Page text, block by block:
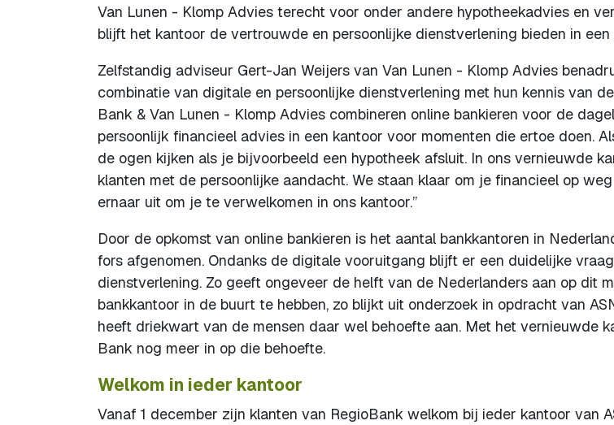
Van Lunen - Klomp Advies terecht voor onder andere hypotheekadvies en
blijft het kantoor de vertrouwde en persoonlijke dienstverlening bieden in
Zelfstandig adviseur Gert-Jan Weijers van Van Lunen - Klomp Advies
combinatie van digitale en persoonlijke dienstverlening met hun kennis van
Bank & Van Lunen - Klomp Advies combineren online bankieren voor de
persoonlijk financieel advies in een kantoor voor momenten die ertoe doen.
de ogen kijken als je bijvoorbeeld een hypotheek afsluit. In ons vernieuwde
klanten met de persoonlijke aandacht. We staan klaar om je financieel op
ernaar uit om je te verwelkomen in ons kantoor.”
Door de opkomst van online bankieren is het aantal bankkantoren in
fors afgenomen. Ondanks de digitale vooruitgang blijft er een duidelijke
dienstverlening. Zo geeft ongeveer de helft van de Nederlanders aan op dit
bankkantoor in de buurt te hebben, zo blijkt uit onderzoek in opdracht van
heeft driekwart van de mensen daar wel behoefte aan. Met het vernieuwde
Bank nog meer in op die behoefte.
Welkom in ieder kantoor
Vanaf 1 december zijn klanten van RegioBank welkom bij ieder kantoor van